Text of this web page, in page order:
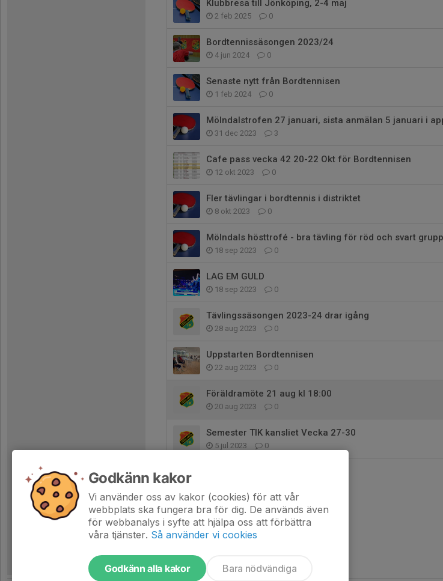
Klubbresa till Jönköping, 2-4 maj
2 feb 2025 0
Bordtennissäsongen 2023/24
4 jun 2024 0
Senaste nytt från Bordtennisen
1 feb 2024 0
Mölndalstrofen 27 januari, sista anmälan 5 januari i
31 dec 2023 3
Cafe pass vecka 42 20-22 Okt för Bordtennisen
12 okt 2023 0
Fler tävlingar i bordtennis i distriktet
8 okt 2023 0
Mölndals hösttrofé - bra tävling för röd och svart grupp
18 sep 2023 0
LAG EM GULD
18 sep 2023 0
Tävlingssäsongen 2023-24 drar igång
28 aug 2023 0
Uppstarten Bordtennisen
22 aug 2023 0
Föräldramöte 21 aug kl 18:00
20 aug 2023 0
Semester TIK kansliet Vecka 27-30
5 jul 2023 0
Godkänn kakor
Vi använder oss av kakor (cookies) för att vår
webbplats ska fungera bra för dig. De används även
för webbanalys i syfte att hjälpa oss att förbättra
våra tjänster. Så använder vi cookies
Godkänn alla kakor Bara nödvändiga